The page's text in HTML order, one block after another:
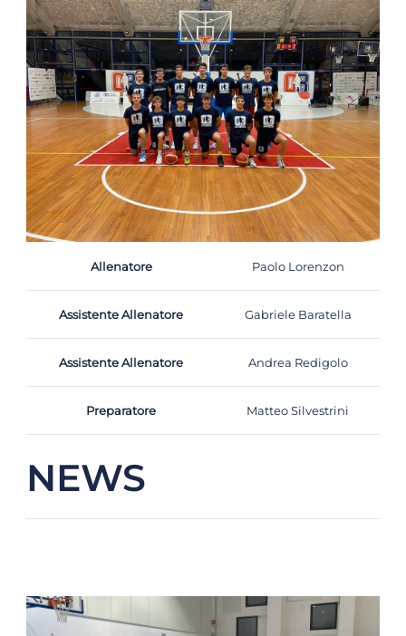
Allenatore Paolo Lorenzon
Assistente Allenatore Gabriele Baratella
Assistente Allenatore Andrea Redigolo
Preparatore Matteo Silvestrini
NEWS